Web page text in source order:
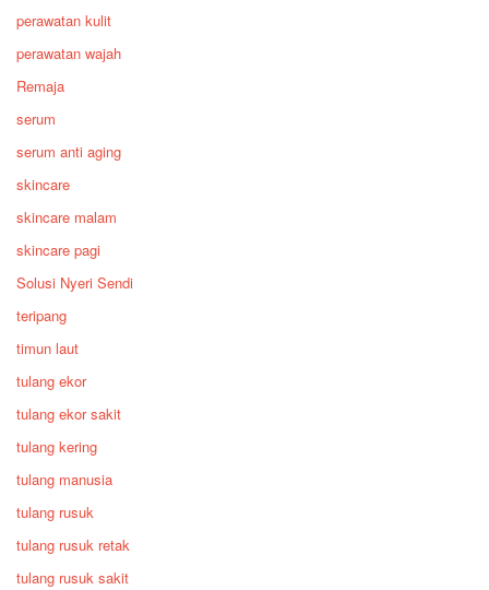
perawatan kulit
perawatan wajah
Remaja
serum
serum anti aging
skincare
skincare malam
skincare pagi
Solusi Nyeri Sendi
teripang
timun laut
tulang ekor
tulang ekor sakit
tulang kering
tulang manusia
tulang rusuk
tulang rusuk retak
tulang rusuk sakit